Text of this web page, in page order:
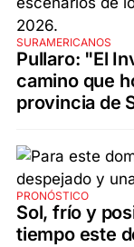
SURAMERICANOS
Pullaro: "El
camino que
provincia de
PRONÓSTICO
Sol, frío y
tiempo este